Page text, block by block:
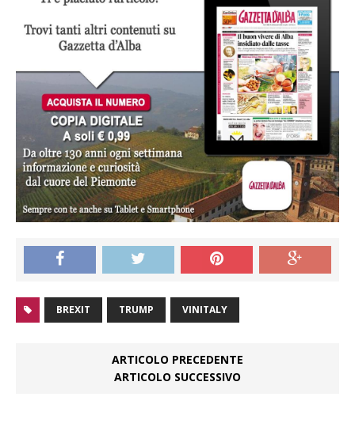
BREXIT TRUMP VINITALY
ARTICOLO PRECEDENTE
ARTICOLO SUCCESSIVO